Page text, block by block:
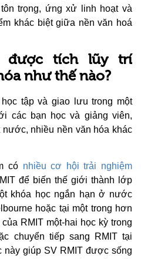
trọng, ứng xử linh hoạt và
khác biệt giữa nền văn hoá
được tích lũy trí
như thế nào?
tập và giao lưu trong một
các bạn học và giảng viên,
nhiều nền văn hóa khác
có nhiều cơ hội trải nghiệm
để biến thế giới thành lớp
khóa học ngắn hạn ở nước
hoặc tại một trong hơn
RMIT một-hai học kỳ trong
chuyển tiếp sang RMIT tại
giúp SV RMIT được sống